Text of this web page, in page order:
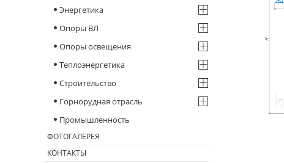
Энергетика
Опоры ВЛ
Опоры освещения
Теплоэнергетика
Строительство
Горнорудная отрасль
Промышленность
ФОТОГАЛЕРЕЯ
КОНТАКТЫ